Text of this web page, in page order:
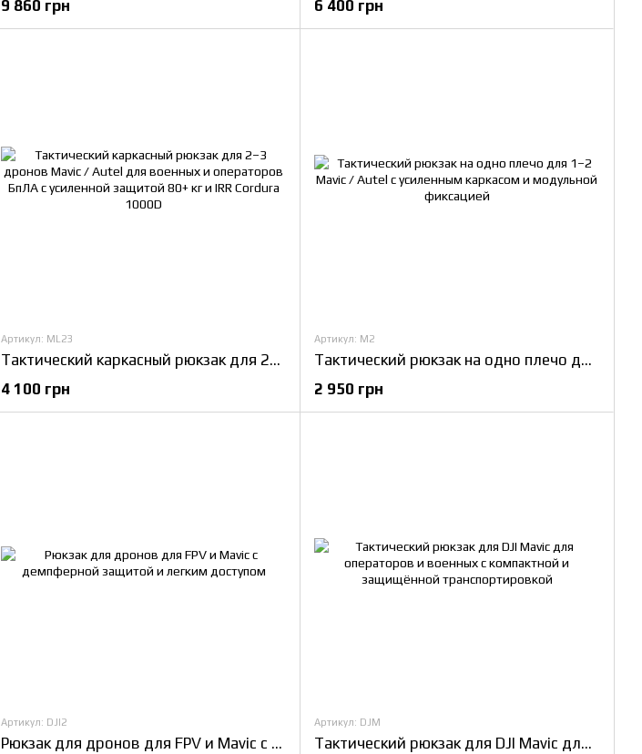
9 860 грн
6 400 грн
Артикул: ML23
Тактический каркасный рюкзак для 2–3 дронов Mavic / Autel для военных и операторов БпЛА с усиленной защитой 80+ кг и IRR Cordura 1000D
4 100 грн
Артикул: M2
Тактический рюкзак на одно плечо для 1–2 Mavic / Autel с усиленным каркасом и модульной фиксацией
2 950 грн
Артикул: DJI2
Рюкзак для дронов для FPV и Mavic с демпферной защитой и легким доступом
Артикул: DJM
Тактический рюкзак для DJI Mavic для операторов и военных с компактной и защищённой транспортировкой